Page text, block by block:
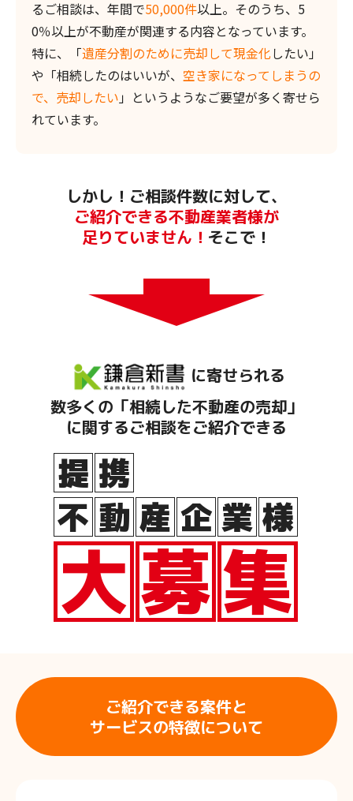
るご相談は、年間で50,000件以上。そのうち、5
0％以上が不動産が関連する内容となっています。
特に、「遺産分割のために売却して現金化したい」
や「相続したのはいいが、 空き家になってしまうの
で、売却したい」というようなご要望が多く寄せら
れています。
しかし！ご相談件数に対して、
ご紹介できる不動産業者様が
足りていません！ そこで！
に寄せられる
数多くの「相続した不動産の売却」
に関するご相談をご紹介できる
提 携
不 動 産 企 業 様
大募集
ご紹介できる案件と
サービスの特徴について